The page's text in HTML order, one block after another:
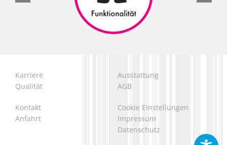
Karriere
Qualität
Ausstattung
AGB
Kontakt
Anfahrt
Cookie Einstellungen
Impressum
Datenschutz